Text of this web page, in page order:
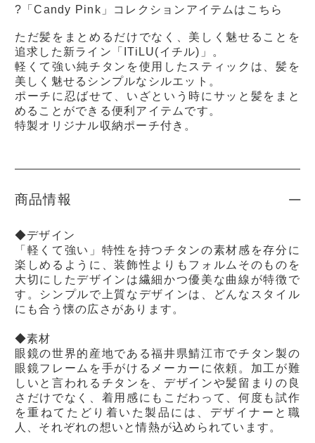
?「Candy Pink」コレクションアイテムはこちら
ただ髪をまとめるだけでなく、美しく魅せることを
追求した新ライン「ITiLU(イチル)」。
軽くて強い純チタンを使用したスティックは、髪を
美しく魅せるシンプルなシルエット。
ポーチに忍ばせて、いざという時にサッと髪をまと
めることができる便利アイテムです。
特製オリジナル収納ポーチ付き。
商品情報
◆デザイン
「軽くて強い」特性を持つチタンの素材感を存分に
楽しめるように、装飾性よりもフォルムそのものを
大切にしたデザインは繊細かつ優美な曲線が特徴で
す。シンプルで上質なデザインは、どんなスタイル
にも合う懐の広さがあります。
◆素材
眼鏡の世界的産地である福井県鯖江市でチタン製の
眼鏡フレームを手がけるメーカーに依頼。加工が難
しいと言われるチタンを、デザインや髪留まりの良
さだけでなく、着用感にもこだわって、何度も試作
を重ねてたどり着いた製品には、デザイナーと職
人、それぞれの想いと情熱が込められています。